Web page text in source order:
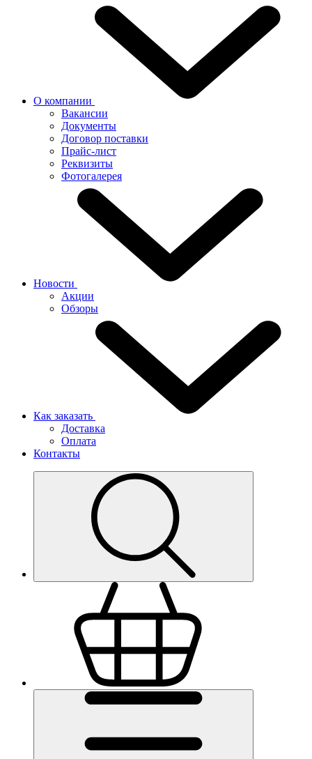
О компании
Вакансии
Документы
Договор поставки
Прайс-лист
Реквизиты
Фотогалерея
Новости
Акции
Обзоры
Как заказать
Доставка
Оплата
Контакты